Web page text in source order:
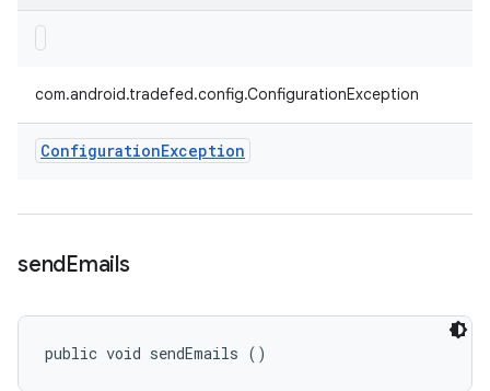
com.android.tradefed.config.ConfigurationException
ConfigurationException
sendEmails
public void sendEmails ()